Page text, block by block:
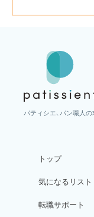
パティシエ、パン職人
トップ
気になるリスト
転職サポート